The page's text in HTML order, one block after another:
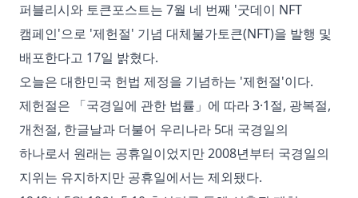
퍼블리시와 토큰포스트는 7월 네 번째 '굿데이 NFT
캠페인'으로 '제헌절' 기념 대체불가토큰(NFT)을 발행 및
배포한다고 17일 밝혔다.
오늘은 대한민국 헌법 제정을 기념하는 '제헌절'이다.
제헌절은 「국경일에 관한 법률」에 따라 3·1절, 광복절,
개천절, 한글날과 더불어 우리나라 5대 국경일의
하나로서 원래는 공휴일이었지만 2008년부터 국경일의
지위는 유지하지만 공휴일에서는 제외됐다.